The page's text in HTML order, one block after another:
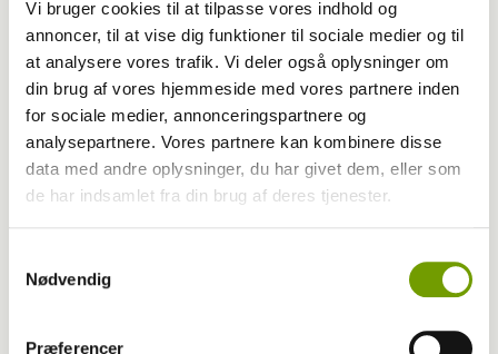
Vi bruger cookies til at tilpasse vores indhold og
annoncer, til at vise dig funktioner til sociale medier og til
at analysere vores trafik. Vi deler også oplysninger om
din brug af vores hjemmeside med vores partnere inden
for sociale medier, annonceringspartnere og
analysepartnere. Vores partnere kan kombinere disse
data med andre oplysninger, du har givet dem, eller som
de har indsamlet fra din brug af deres tjenester.
Nødvendig
Præferencer
Sport
Vinterkulde og varme smil til K9 Biathlon
for alle i Bevtoft